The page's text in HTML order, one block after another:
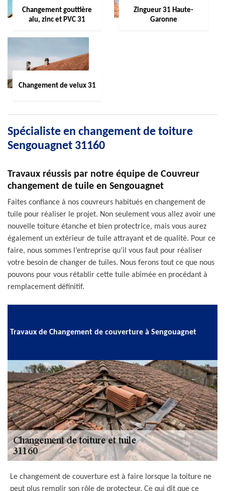
Changement gouttière
alu, zinc et PVC 31
Zingueur 31 Haute-
Garonne
Changement de velux 31
Spécialiste en changement de toiture
Sengouagnet 31160
Travaux réussis par notre équipe de Couvreur
changement de tuile en Sengouagnet
Faites confiance à nos couvreurs habitués en changement de
tuile pour réaliser le projet. Non seulement vous allez avoir une
nouvelle toiture étanche et bien protectrice, mais vous aurez
également un extérieur de tuile attrayant et de qualité. Pour ce
faire, nous sommes l’entreprise qu’il vous faut pour réaliser
votre besoin de changer de tuiles. Nous ferons tout ce que nous
pouvons pour vous rétablir cette tuile abîmée en procédant à
remplacement définitif.
Travaux de Changement de couverture à Sengouagnet
Le changement de couverture est à faire lorsque la toiture ne
peut plus remplir son rôle de protecteur. Ce qui dit que ce